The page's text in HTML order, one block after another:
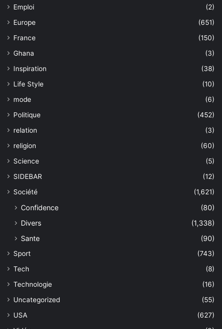
Emploi
(2)
Europe
(651)
France
(150)
Ghana
(3)
Inspiration
(38)
Life Style
(10)
mode
(6)
Politique
(452)
relation
(3)
religion
(60)
Science
(5)
SIDEBAR
(12)
Société
(1,621)
Confidence
(80)
Divers
(1,338)
Sante
(90)
Sport
(743)
Tech
(8)
Technologie
(16)
Uncategorized
(55)
USA
(627)